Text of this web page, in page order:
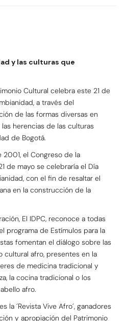
y las culturas que
Cultural celebra este 21 de
a través del
de las formas diversas en
herencias de las culturas
de Bogotá.
el Congreso de la
de mayo se celebraría el Día
con el fin de resaltar el
en la construcción de la
El IDPC, reconoce a todas
programa de Estímulos para la
fomentan el diálogo sobre las
cultural afro, presentes en la
de medicina tradicional y
la cocina tradicional o los
afro.
la ´Revista Vive Afro´, ganadores
y apropiación del Patrimonio